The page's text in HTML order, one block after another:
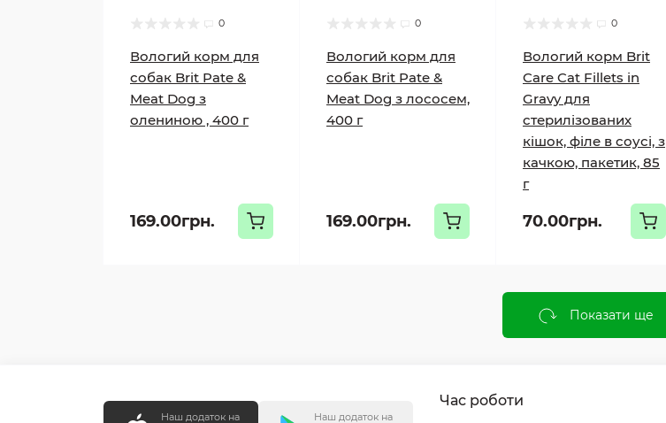
0
Вологий корм для
собак Brit Pate &
Meat Dog з
олениною , 400 г
169.00грн.
0
Вологий корм для
собак Brit Pate &
Meat Dog з лососем,
400 г
169.00грн.
0
Вологий корм Brit
Care Cat Fillets in
Gravy для
стерилізованих
кішок, філе в соусі, з
качкою, пакетик, 85
г
70.00грн.
Показати ще
Наш додаток на Наш додаток на
Час роботи